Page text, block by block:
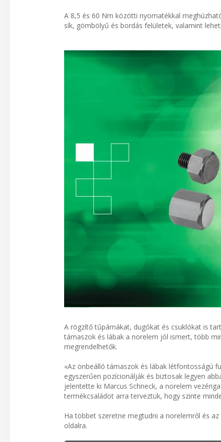
A 8,5 és 60 Nm közötti nyomatékkal
sík, gömbölyű és bordás felületek, valamint
A rögzítő tűpárnákat, dugókat és csuklókat is
támaszok és lábak a norelem jól ismert, több
megrendelhetők.
«Az önbeálló támaszok és lábak létfontosságú
egyszerűen pozícionálják és biztosak legyen
jelentette ki Marcus Schneck, a norelem
termékcsaládot arra terveztük, hogy szinte
Ha többet szeretne megtudni a norelemről és
oldalra.